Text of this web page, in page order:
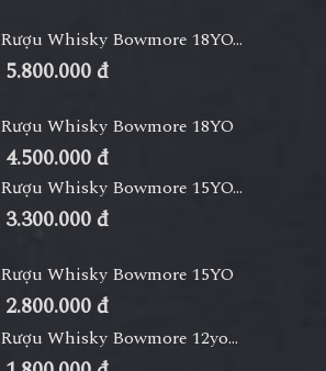
Rượu Whisky Bowmore 18YO...
5.800.000 đ
Rượu Whisky Bowmore 18YO
4.500.000 đ
Rượu Whisky Bowmore 15YO...
3.300.000 đ
Rượu Whisky Bowmore 15YO
2.800.000 đ
Rượu Whisky Bowmore 12yo...